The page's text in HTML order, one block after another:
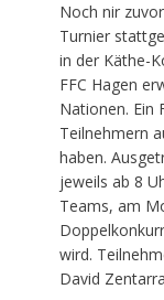
Noch nir
Turnier
in der Käthe-
FFC Hagen
Nationen. Ein
Teilnehmern
haben.
jeweils ab 8
Teams, am
wird.
David